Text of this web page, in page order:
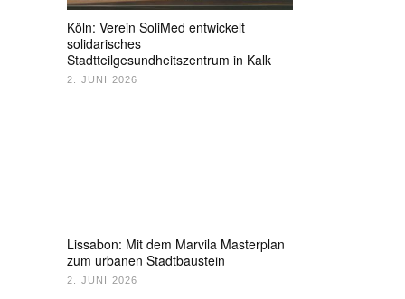
Köln: Verein SoliMed entwickelt
solidarisches
Stadtteilgesundheitszentrum in Kalk
2. JUNI 2026
Lissabon: Mit dem Marvila Masterplan
zum urbanen Stadtbaustein
2. JUNI 2026